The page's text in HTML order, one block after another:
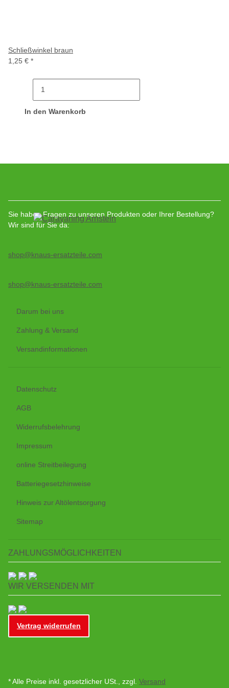
Schließwinkel braun
1,25 € *
In den Warenkorb
Sie haben Fragen zu unseren Produkten oder Ihrer Bestellung?
Wir sind für Sie da:
shop@knaus-ersatzteile.com
shop@knaus-ersatzteile.com
Darum bei uns
Zahlung & Versand
Versandinformationen
Datenschutz
AGB
Widerrufsbelehrung
Impressum
online Streitbeilegung
Batteriegesetzhinweise
Hinweis zur Altölentsorgung
Sitemap
ZAHLUNGSMÖGLICHKEITEN
WIR VERSENDEN MIT
Vertrag widerrufen
* Alle Preise inkl. gesetzlicher USt., zzgl. Versand